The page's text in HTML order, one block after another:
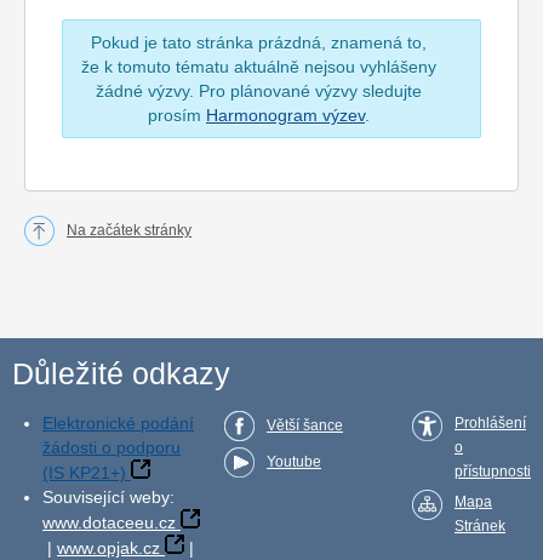
Pokud je tato stránka prázdná, znamená to,
že k tomuto tématu aktuálně nejsou vyhlášeny
žádné výzvy. Pro plánované výzvy sledujte
prosím Harmonogram výzev.
Na začátek stránky
Důležité odkazy
Elektronické podání
žádosti o podporu
(IS KP21+)
Související weby:
www.dotaceeu.cz
| www.opjak.cz
|
Větší šance
Youtube
Prohlášení
o
přístupnosti
Mapa
Stránek